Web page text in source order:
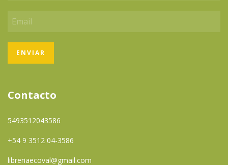
Contacto
5493512043586
+54 9 3512 04-3586
libreriaecoval@gmail.com